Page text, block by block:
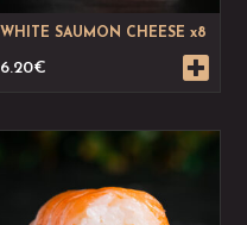
WHITE SAUMON CHEESE x8
6.20€